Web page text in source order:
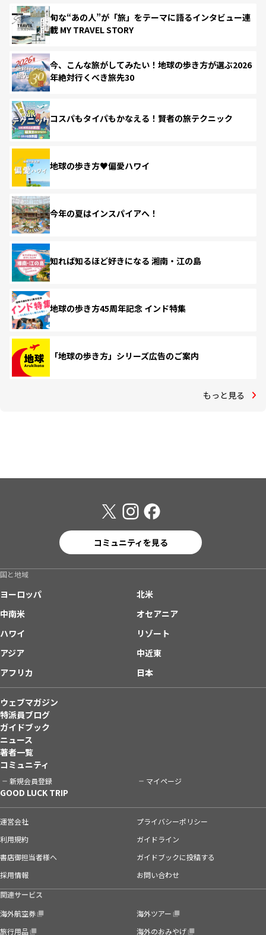
旬な“あの人”が「旅」をテーマに語るインタビュー連
載 MY TRAVEL STORY
今、こんな旅がしてみたい！地球の歩き方が選ぶ2026
年絶対行くべき旅先30
コスパもタイパもかなえる！賢者の旅テクニック
地球の歩き方♥偏愛ハワイ
今年の夏はインスパイアへ！
知れば知るほど好きになる 湘南・江の島
地球の歩き方45周年記念 インド特集
「地球の歩き方」シリーズ広告のご案内
もっと見る
コミュニティを見る
国と地域
ヨーロッパ
北米
中南米
オセアニア
ハワイ
リゾート
アジア
中近東
アフリカ
日本
ウェブマガジン
特派員ブログ
ガイドブック
ニュース
著者一覧
コミュニティ
新規会員登録 マイページ
GOOD LUCK TRIP
運営会社
プライバシーポリシー
利用規約
ガイドライン
書店御担当者様へ
ガイドブックに投稿する
採用情報
お問い合わせ
関連サービス
海外航空券
海外ツアー
旅行用品
海外のおみやげ